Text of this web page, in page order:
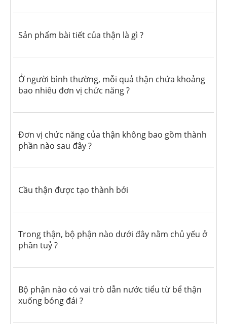
Sản phẩm bài tiết của thận là gì ?
Ở người bình thường, mỗi quả thận chứa khoảng
bao nhiêu đơn vị chức năng ?
Đơn vị chức năng của thận không bao gồm thành
phần nào sau đây ?
Cầu thận được tạo thành bởi
Trong thận, bộ phận nào dưới đây nằm chủ yếu ở
phần tuỷ ?
Bộ phận nào có vai trò dẫn nước tiểu từ bể thận
xuống bóng đái ?